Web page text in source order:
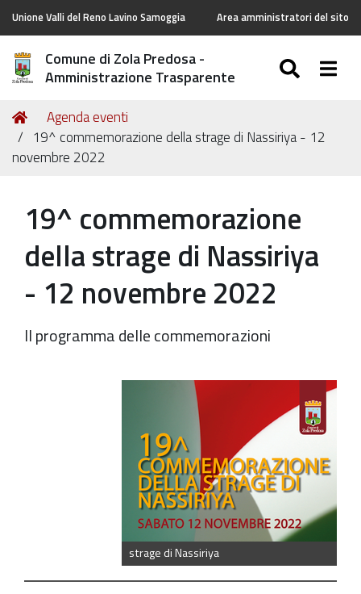
Unione Valli del Reno Lavino Samoggia Area amministratori del sito
Comune di Zola Predosa -
Amministrazione Trasparente
Tu
sei
qui:
Home
Agenda eventi
19^ commemorazione della strage di Nassiriya - 12
novembre 2022
19^ commemorazione
della strage di Nassiriya
- 12 novembre 2022
Il programma delle commemorazioni
strage di Nassiriya
https://old.comune.zolapredosa.bo.it/events/19-
commemorazione